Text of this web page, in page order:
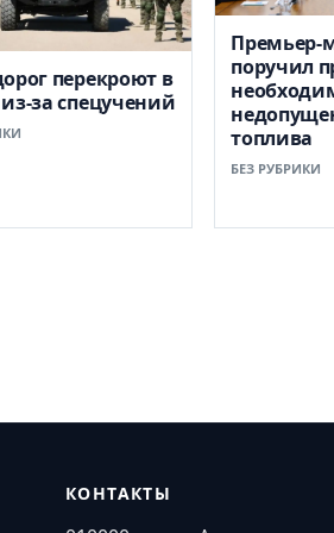
перекроют в
за спецучений
Премьер-
поручил
топлива
БЕЗ РУБРИКИ
КОНТАКТЫ